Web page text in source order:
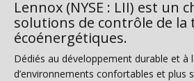
Lennox (NYSE : LII) est un
solutions de contrôle de
écoénergétiques.
Dédiés au développement durable et à
d’environnements confortables et plus